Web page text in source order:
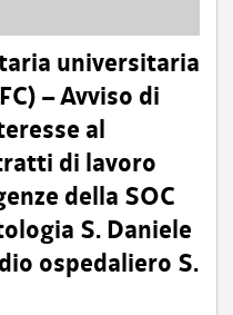
universitaria
– Avviso di
al
di lavoro
della SOC
S. Daniele
ospedaliero S.